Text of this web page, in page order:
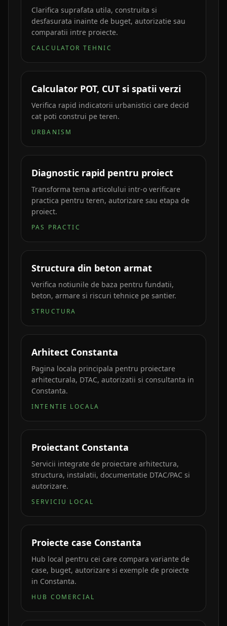
Clarifica suprafata utila, construita si
desfasurata inainte de buget, autorizatie sau
comparatii intre proiecte.
CALCULATOR TEHNIC
Calculator POT, CUT si spatii verzi
Verifica rapid indicatorii urbanistici care decid
cat poti construi pe teren.
URBANISM
Diagnostic rapid pentru proiect
Transforma tema articolului intr-o verificare
practica pentru teren, autorizare sau etapa de
proiect.
PAS PRACTIC
Structura din beton armat
Verifica notiunile de baza pentru fundatii,
beton, armare si riscuri tehnice pe santier.
STRUCTURA
Arhitect Constanta
Pagina locala principala pentru proiectare
arhitecturala, DTAC, autorizatii si consultanta in
Constanta.
INTENTIE LOCALA
Proiectant Constanta
Servicii integrate de proiectare arhitectura,
structura, instalatii, documentatie DTAC/PAC si
autorizare.
SERVICIU LOCAL
Proiecte case Constanta
Hub local pentru cei care compara variante de
case, buget, autorizare si exemple de proiecte
in Constanta.
HUB COMERCIAL